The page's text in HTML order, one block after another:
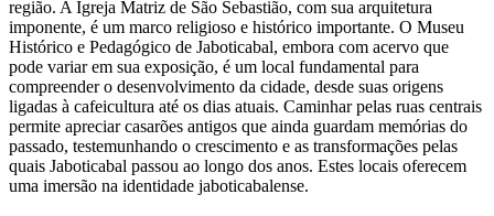
região. A Igreja Matriz de São Sebastião, com sua arquitetura
imponente, é um marco religioso e histórico importante. O Museu
Histórico e Pedagógico de Jaboticabal, embora com acervo que
pode variar em sua exposição, é um local fundamental para
compreender o desenvolvimento da cidade, desde suas origens
ligadas à cafeicultura até os dias atuais. Caminhar pelas ruas centrais
permite apreciar casarões antigos que ainda guardam memórias do
passado, testemunhando o crescimento e as transformações pelas
quais Jaboticabal passou ao longo dos anos. Estes locais oferecem
uma imersão na identidade jaboticabalense.